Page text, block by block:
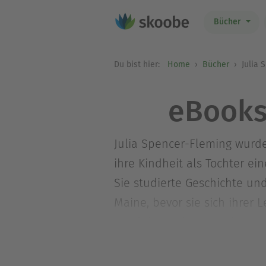
Bücher
Du bist hier: Home Bücher Julia
Julia Spencer-Fleming
ihre Kindheit als Tochter
Sie studierte Geschichte
Maine, bevor sie sich ihrer